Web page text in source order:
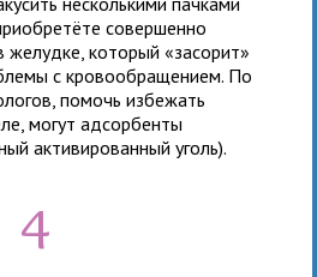
совершенно
который «засорит»
с кровообращением. По
помочь избежать
могут адсорбенты
активированный уголь).
4